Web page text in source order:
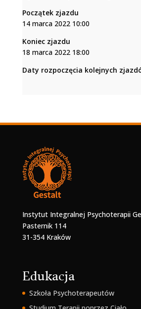
Początek zjazdu
14 marca 2022 10:00
Koniec zjazdu
18 marca 2022 18:00
Daty rozpoczęcia kolejnych
Instytut Integralnej Psychoterapii
Pasternik 114
31-354 Kraków
Edukacja
Szkoła Psychoterapeutów